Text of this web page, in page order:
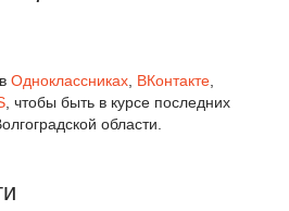
Одноклассниках ВКонтакте
, чтобы быть в курсе последних
области.